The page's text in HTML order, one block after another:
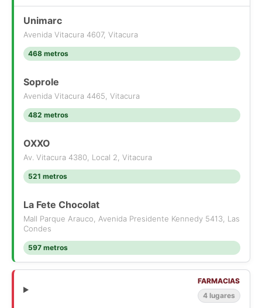
Unimarc
Avenida Vitacura 4607, Vitacura
468 metros
Soprole
Avenida Vitacura 4465, Vitacura
482 metros
OXXO
Av. Vitacura 4380, Local 2, Vitacura
521 metros
La Fete Chocolat
Mall Parque Arauco, Avenida Presidente Kennedy 5413, Las
Condes
597 metros
FARMACIAS
4 lugares